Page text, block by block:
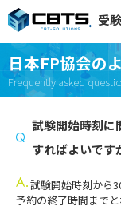
受
日本FP協会の
Frequently asked
試験開始時刻に
すればよいです
試験開始時刻から
予約の終了時間までと